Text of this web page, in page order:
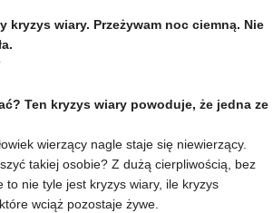
kryzys wiary. Przeżywam noc ciemną. Nie
Ten kryzys wiary powoduje, że jedna ze
wierzący nagle staje się niewierzący.
takiej osobie? Z dużą cierpliwością, bez
to nie tyle jest kryzys wiary, ile kryzys
wciąż pozostaje żywe.